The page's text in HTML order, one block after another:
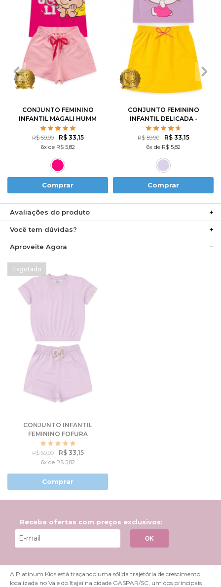
1 6
CONJUNTO FEMININO
INFANTIL MAGALI HUMM
AMO MELANCIA- TURMA
DA MÔNICA
R$ 59,90 R$ 33,15
6x de R$ 5,82
Comprar
1 6
CONJUNTO FEMININO
INFANTIL DELICADA -
HELLO KITTY
R$ 59,90 R$ 33,15
6x de R$ 5,82
Comprar
Avaliações do produto
Você tem dúvidas?
Aproveite Agora
CONJUNTO INFANTIL
FEMININO FOFURA
DELICADO
R$ 59,90 R$ 33,15
6x de R$ 5,82
Comprar
Receba ofertas com preços exclusivos:
OK
A Platinum Kids está traçando uma sólida trajetória de crescimento,
localizada no Vale do Itajaí na cidade GASPAR/SC, um dos principais